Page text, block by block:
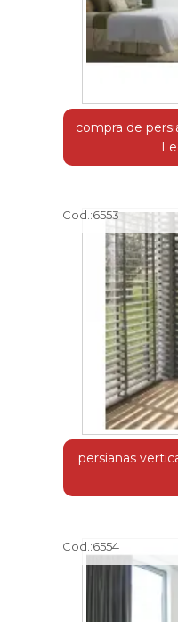
compra de
Cod.:6553
persianas
Cod.:6554